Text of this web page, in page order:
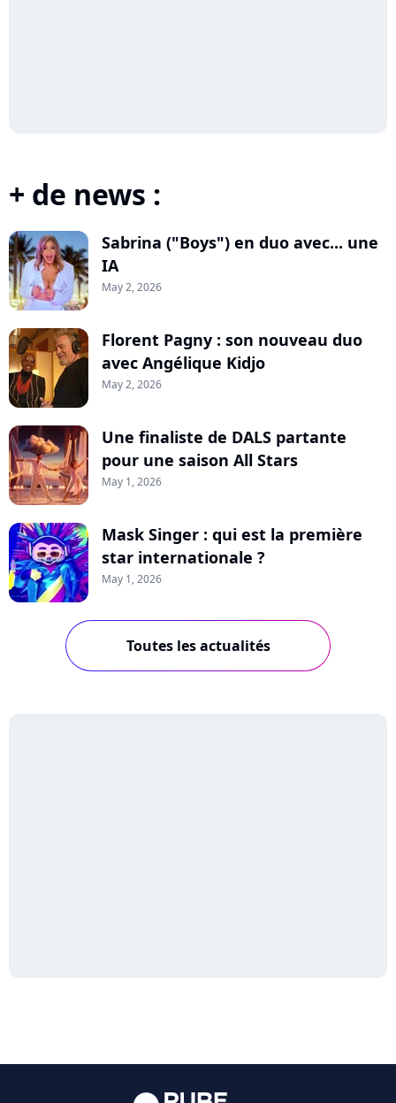
+ de news :
Sabrina ("Boys") en duo avec... une
IA
May 2, 2026
Florent Pagny : son nouveau duo
avec Angélique Kidjo
May 2, 2026
Une finaliste de DALS partante
pour une saison All Stars
May 1, 2026
Mask Singer : qui est la première
star internationale ?
May 1, 2026
Toutes les actualités